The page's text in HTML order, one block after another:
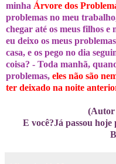
minha Árvore dos
problemas no meu
chegar até os meus filhos e
eu deixo os meus
casa, e os pego no dia
coisa? - Toda manhã,
problemas, eles não são
ter deixado na noite
(Autor
E você?Já passou